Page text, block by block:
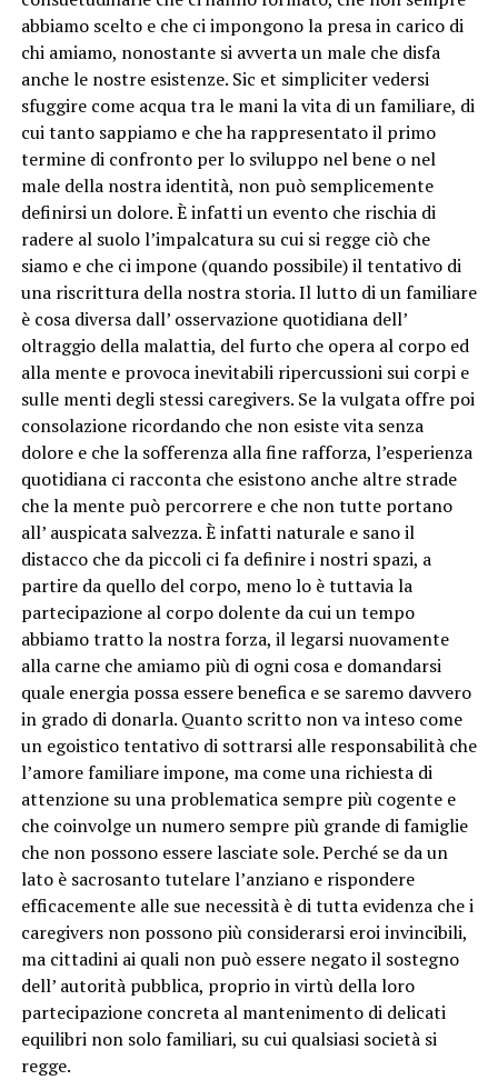
abbiamo scelto e che ci impongono la presa in carico di
chi amiamo, nonostante si avverta un male che disfa
anche le nostre esistenze. Sic et simpliciter vedersi
sfuggire come acqua tra le mani la vita di un familiare, di
cui tanto sappiamo e che ha rappresentato il primo
termine di confronto per lo sviluppo nel bene o nel
male della nostra identità, non può semplicemente
definirsi un dolore. È infatti un evento che rischia di
radere al suolo l’impalcatura su cui si regge ciò che
siamo e che ci impone (quando possibile) il tentativo di
una riscrittura della nostra storia. Il lutto di un familiare
è cosa diversa dall’ osservazione quotidiana dell’
oltraggio della malattia, del furto che opera al corpo ed
alla mente e provoca inevitabili ripercussioni sui corpi e
sulle menti degli stessi caregivers. Se la vulgata offre poi
consolazione ricordando che non esiste vita senza
dolore e che la sofferenza alla fine rafforza, l’esperienza
quotidiana ci racconta che esistono anche altre strade
che la mente può percorrere e che non tutte portano
all’ auspicata salvezza. È infatti naturale e sano il
distacco che da piccoli ci fa definire i nostri spazi, a
partire da quello del corpo, meno lo è tuttavia la
partecipazione al corpo dolente da cui un tempo
abbiamo tratto la nostra forza, il legarsi nuovamente
alla carne che amiamo più di ogni cosa e domandarsi
quale energia possa essere benefica e se saremo davvero
in grado di donarla. Quanto scritto non va inteso come
un egoistico tentativo di sottrarsi alle responsabilità che
l’amore familiare impone, ma come una richiesta di
attenzione su una problematica sempre più cogente e
che coinvolge un numero sempre più grande di famiglie
che non possono essere lasciate sole. Perché se da un
lato è sacrosanto tutelare l’anziano e rispondere
efficacemente alle sue necessità è di tutta evidenza che i
caregivers non possono più considerarsi eroi invincibili,
ma cittadini ai quali non può essere negato il sostegno
dell’ autorità pubblica, proprio in virtù della loro
partecipazione concreta al mantenimento di delicati
equilibri non solo familiari, su cui qualsiasi società si
regge.